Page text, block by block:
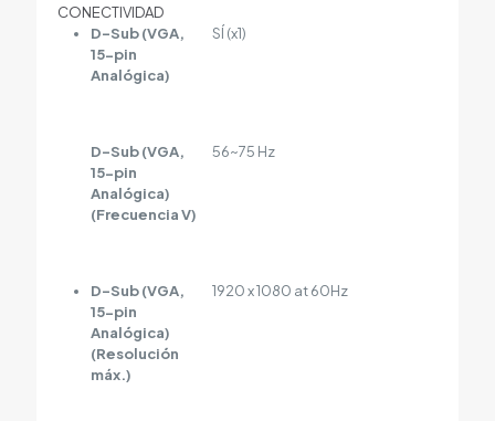
CONECTIVIDAD
D-Sub (VGA,
15-pin
Analógica)
SÍ (x1)
D-Sub (VGA,
15-pin
Analógica)
(Frecuencia V)
56~75 Hz
D-Sub (VGA,
15-pin
Analógica)
(Resolución
máx.)
1920 x 1080 at 60Hz